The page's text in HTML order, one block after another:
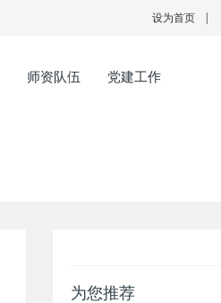
设为首页 |
师资队伍 党建工作
为您推荐